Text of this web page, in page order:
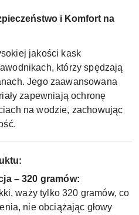
i Komfort na
jakości kask
którzy spędzają
Jego zaawansowana
zapewniają ochronę
na wodzie, zachowując
– 320 gramów:
waży tylko 320 gramów, co
nie obciążając głowy